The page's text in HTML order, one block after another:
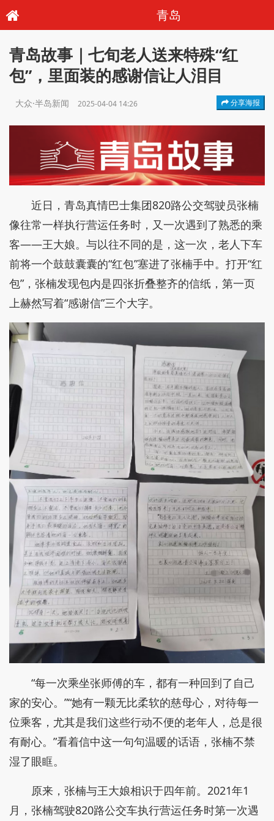
青岛
青岛故事｜七旬老人送来特殊“红
包”，里面装的感谢信让人泪目
大众·半岛新闻 2025-04-04 14:26 分享海报
近日，青岛真情巴士集团820路公交驾驶员张楠
像往常一样执行营运任务时，又一次遇到了熟悉的乘
客——王大娘。与以往不同的是，这一次，老人下车
前将一个鼓鼓囊囊的“红包”塞进了张楠手中。打开“红
包”，张楠发现包内是四张折叠整齐的信纸，第一页
上赫然写着“感谢信”三个大字。
“每一次乘坐张师傅的车，都有一种回到了自己
家的安心。”“她有一颗无比柔软的慈母心，对待每一
位乘客，尤其是我们这些行动不便的老年人，总是很
有耐心。”看着信中这一句句温暖的话语，张楠不禁
湿了眼眶。
原来，张楠与王大娘相识于四年前。2021年1
月，张楠驾驶820路公交车执行营运任务时第一次遇